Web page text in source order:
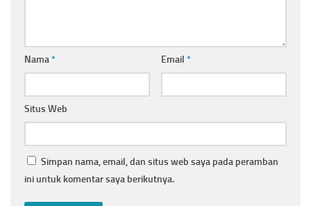
Nama* Email *
Situs Web
Simpan nama, email, dan situs web saya pada peramban
ini untuk komentar saya berikutnya.